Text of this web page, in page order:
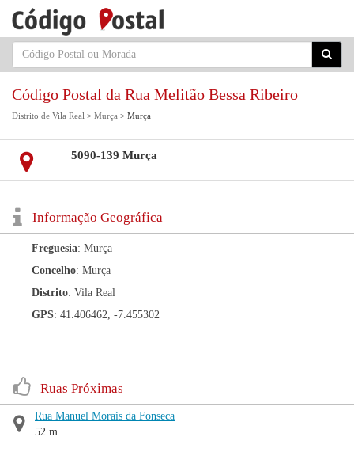
Código Postal da Rua Melitão Bessa Ribeiro
Distrito de Vila Real > Murça > Murça
5090-139 Murça
Informação Geográfica
Freguesia: Murça
Concelho: Murça
Distrito: Vila Real
GPS: 41.406462, -7.455302
Ruas Próximas
Rua Manuel Morais da Fonseca
52 m